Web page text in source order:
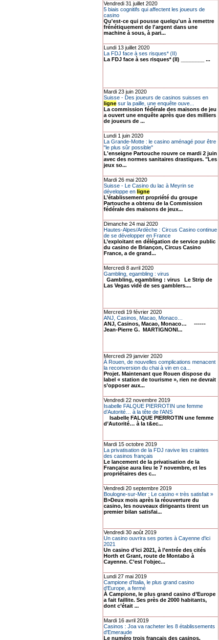
Vendredi 31 juillet 2020
5 biais cognitifs qui affectent les joueurs de
casino
Qu'est-ce qui pousse quelqu'un à remettre
frénétiquement de l'argent dans une
machine à sous, à pari...
Lundi 13 juillet 2020
La FDJ face à ses risques* (II)
La FDJ face à ses risques* (II) ________ ...
Mardi 23 juin 2020
Suisse - Des joueurs de casinos suisses en
ligne sur la paille, une enquête ouve...
La commission fédérale des maisons de jeu
a ouvert une enquête après que des milliers
de joueurs de ...
Lundi 1 juin 2020
La Grande-Motte : le casino aménagé pour être
"le plus sûr possible"
L'enseigne Partouche rouvre ce mardi 2 juin
avec des normes sanitaires drastiques. "Les
jeux so...
Mardi 26 mai 2020
Suisse - Le Casino du lac à Meyrin se
développe en ligne
L’établissement propriété du groupe
Partouche a obtenu de la Commission
fédérale des maisons de jeux...
Dimanche 24 mai 2020
Hautes-Alpes/Ardèche : Circus Casino continue
de se développer en France
L’exploitant en délégation de service public
du casino de Briançon, Circus Casino
France, a de grand...
Mercredi 8 avril 2020
Gambling, egambling : virus
Gambling, egambling : virus Le Strip de
Las Vegas vidé de ses gamblers....
Mercredi 19 février 2020
ANJ, Casinos, Macao, Monaco…
ANJ, Casinos, Macao, Monaco… ------
Jean-Pierre G. MARTIGNONI...
Mercredi 29 janvier 2020
À Rouen, de nouvelles complications menacent
la reconversion du chai à vin en ca...
Projet. Maintenant que Rouen dispose du
label « station de tourisme », rien ne devrait
s’opposer aux...
Vendredi 22 novembre 2019
Isabelle FALQUE PIERROTIN une femme
d’Autorité… à la tête de l’ANS
Isabelle FALQUE PIERROTIN une femme
d’Autorité… à la t&ec...
Mardi 15 octobre 2019
La privatisation de la FDJ ravive les craintes
des casinos français
Le lancement de la privatisation de la
Française aura lieu le 7 novembre, et les
propriétaires des c...
Vendredi 20 septembre 2019
Boulogne-sur-Mer : Le casino « très satisfait »
B>Deux mois après la réouverture du
casino, les nouveaux dirigeants tirent un
premier bilan satisfai...
Vendredi 30 août 2019
Un casino ouvrira ses portes à Cayenne d'ici
2021
Un casino d’ici 2021, à l’entrée des cités
Horth et Grant, route de Montabo à
Cayenne. C’est l’objec...
Lundi 27 mai 2019
Campione d'Italia, le plus grand casino
d'Europe, a fermé
À Campione, le plus grand casino d’Europe
a fait faillite. Ses près de 2000 habitants,
dont c’était ...
Mardi 16 avril 2019
Casinos : Joa va racheter les 8 établissements
d'Emeraude
Le numéro trois français des casinos,